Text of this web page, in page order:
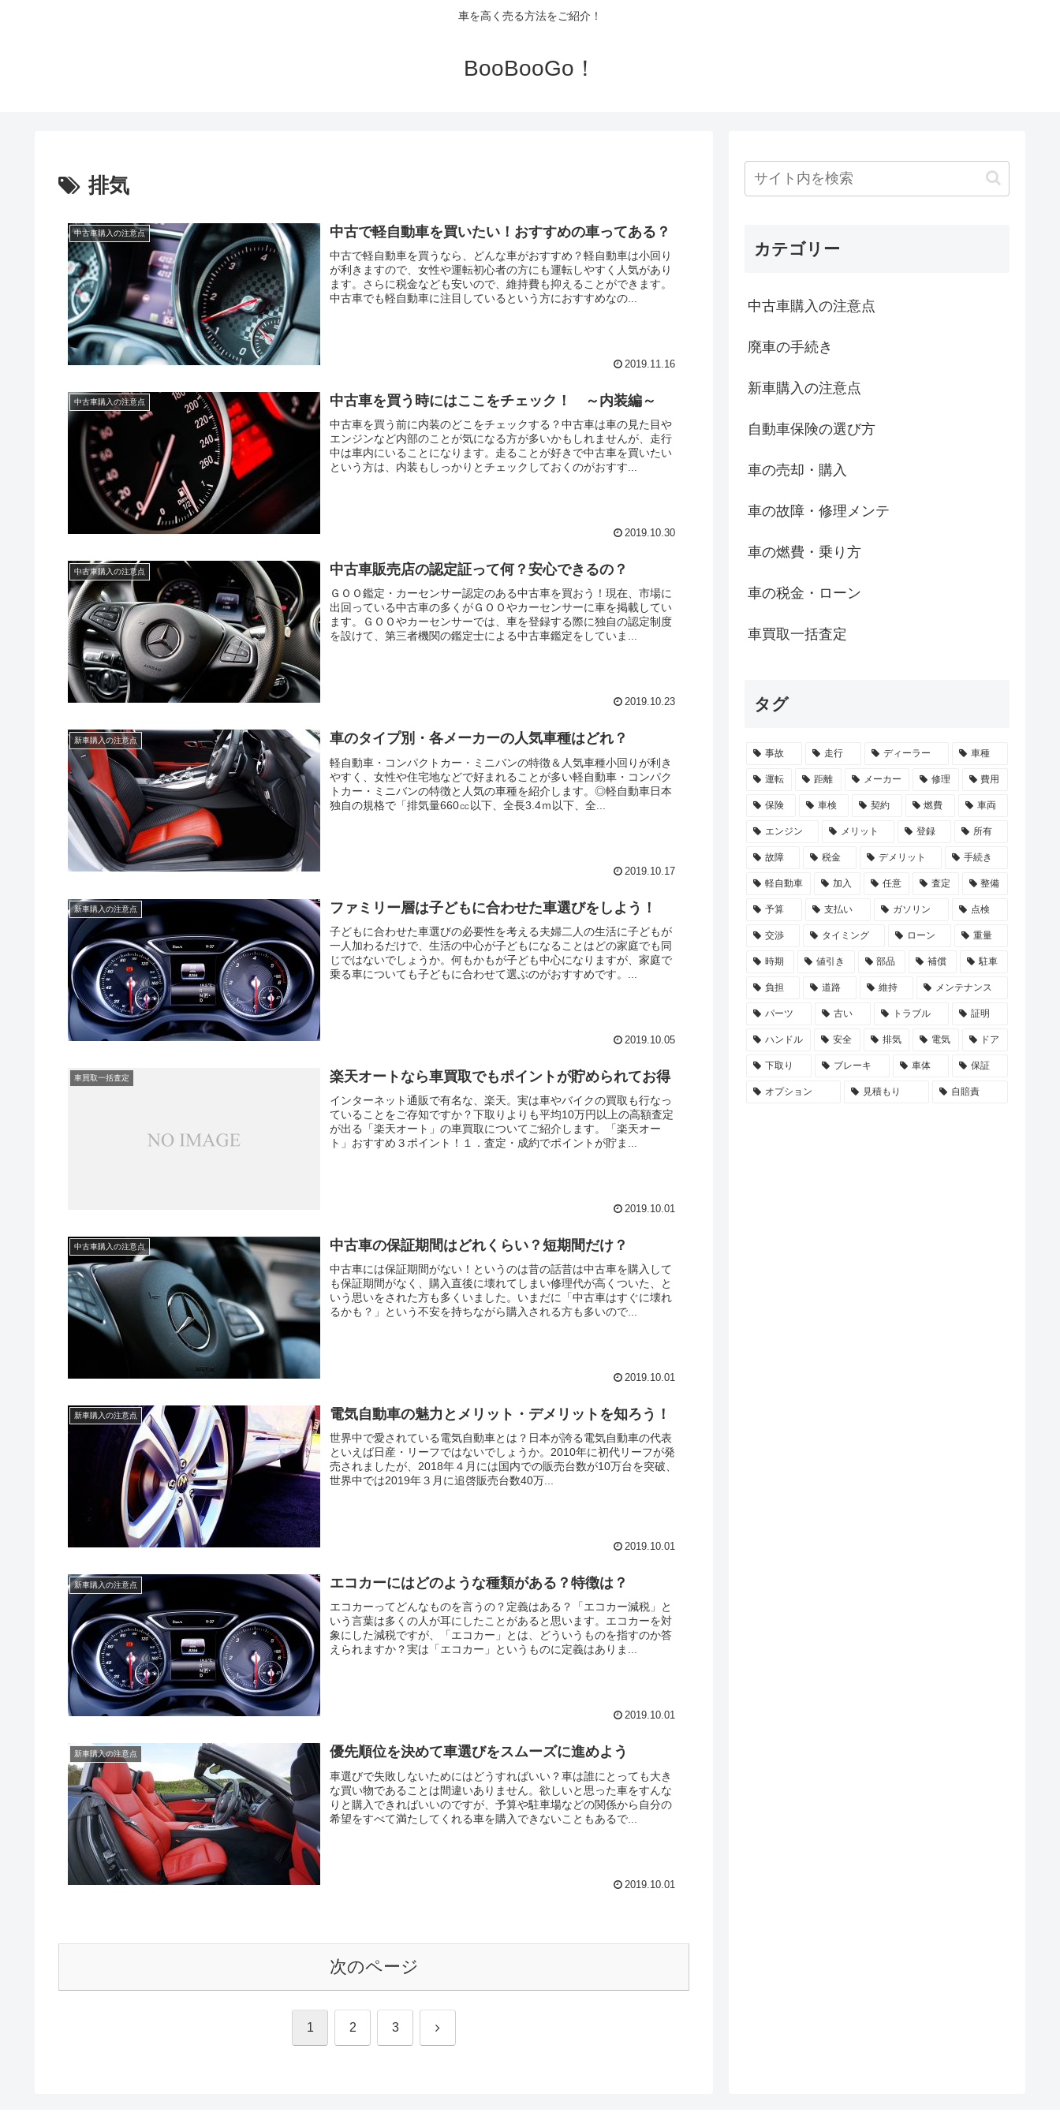
車を高く売る方法をご紹介！
BooBooGo！
排気
中古車購入の注意点 中古で軽自動車を買いたい！おすすめの車ってある？
中古で軽自動車を買うなら、どんな車がおすすめ？軽自動車は小回り
が利きますので、女性や運転初心者の方にも運転しやすく人気があり
ます。さらに税金なども安いので、維持費も抑えることができます。
中古車でも軽自動車に注目しているという方におすすめなの...
2019.11.16
中古車購入の注意点 中古車を買う時にはここをチェック！ ～内装編～
中古車を買う前に内装のどこをチェックする？中古車は車の見た目や
エンジンなど内部のことが気になる方が多いかもしれませんが、走行
中は車内にいることになります。走ることが好きで中古車を買いたい
という方は、内装もしっかりとチェックしておくのがおすす...
2019.10.30
中古車購入の注意点 中古車販売店の認定証って何？安心できるの？
ＧＯＯ鑑定・カーセンサー認定のある中古車を買おう！現在、市場に
出回っている中古車の多くがＧＯＯやカーセンサーに車を掲載してい
ます。ＧＯＯやカーセンサーでは、車を登録する際に独自の認定制度
を設けて、第三者機関の鑑定士による中古車鑑定をしていま...
2019.10.23
新車購入の注意点 車のタイプ別・各メーカーの人気車種はどれ？
軽自動車・コンパクトカー・ミニバンの特徴＆人気車種小回りが利き
やすく、女性や住宅地などで好まれることが多い軽自動車・コンパク
トカー・ミニバンの特徴と人気の車種を紹介します。◎軽自動車日本
独自の規格で「排気量660㏄以下、全長3.4ｍ以下、全...
2019.10.17
新車購入の注意点 ファミリー層は子どもに合わせた車選びをしよう！
子どもに合わせた車選びの必要性を考える夫婦二人の生活に子どもが
一人加わるだけで、生活の中心が子どもになることはどの家庭でも同
じではないでしょうか。何もかもが子ども中心になりますが、家庭で
乗る車についても子どもに合わせて選ぶのがおすすめです。...
2019.10.05
車買取一括査定 楽天オートなら車買取でもポイントが貯められてお得
インターネット通販で有名な、楽天。実は車やバイクの買取も行なっ
ていることをご存知ですか？下取りよりも平均10万円以上の高額査定
が出る「楽天オート」の車買取についてご紹介します。「楽天オー
ト」おすすめ３ポイント！１．査定・成約でポイントが貯ま...
2019.10.01
中古車購入の注意点 中古車の保証期間はどれくらい？短期間だけ？
中古車には保証期間がない！というのは昔の話昔は中古車を購入して
も保証期間がなく、購入直後に壊れてしまい修理代が高くついた、と
いう思いをされた方も多くいました。いまだに「中古車はすぐに壊れ
るかも？」という不安を持ちながら購入される方も多いので...
2019.10.01
新車購入の注意点 電気自動車の魅力とメリット・デメリットを知ろう！
世界中で愛されている電気自動車とは？日本が誇る電気自動車の代表
といえば日産・リーフではないでしょうか。2010年に初代リーフが発
売されましたが、2018年４月には国内での販売台数が10万台を突破、
世界中では2019年３月に追啓販売台数40万...
2019.10.01
新車購入の注意点 エコカーにはどのような種類がある？特徴は？
エコカーってどんなものを言うの？定義はある？「エコカー減税」と
いう言葉は多くの人が耳にしたことがあると思います。エコカーを対
象にした減税ですが、「エコカー」とは、どういうものを指すのか答
えられますか？実は「エコカー」というものに定義はありま...
2019.10.01
新車購入の注意点 優先順位を決めて車選びをスムーズに進めよう
車選びで失敗しないためにはどうすればいい？車は誰にとっても大き
な買い物であることは間違いありません。欲しいと思った車をすんな
りと購入できればいいのですが、予算や駐車場などの関係から自分の
希望をすべて満たしてくれる車を購入できないこともあるで...
2019.10.01
次のページ
1 2 3 次
カテゴリー
中古車購入の注意点
廃車の手続き
新車購入の注意点
自動車保険の選び方
車の売却・購入
車の故障・修理メンテ
車の燃費・乗り方
車の税金・ローン
車買取一括査定
タグ
事故 走行 ディーラー 車種
運転 距離 メーカー 修理 費用
保険 車検 契約 燃費 車両
エンジン メリット 登録 所有
故障 税金 デメリット 手続き
軽自動車 加入 任意 査定 整備
予算 支払い ガソリン 点検
交渉 タイミング ローン 重量
時期 値引き 部品 補償 駐車
負担 道路 維持 メンテナンス
パーツ 古い トラブル 証明
ハンドル 安全 排気 電気 ドア
下取り ブレーキ 車体 保証
オプション 見積もり 自賠責